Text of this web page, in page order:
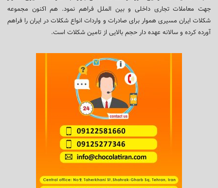
جهت معاملات تجاری داخلی و بین الملل فراهم نمود. هم اکنون مجموعه
شکلات ایران مسیری هموار برای صادرات و واردات انواع شکلات در ایران را فراهم
آورده کرده و سالانه عهده دار حجم بالایی از تامین شکلات است.